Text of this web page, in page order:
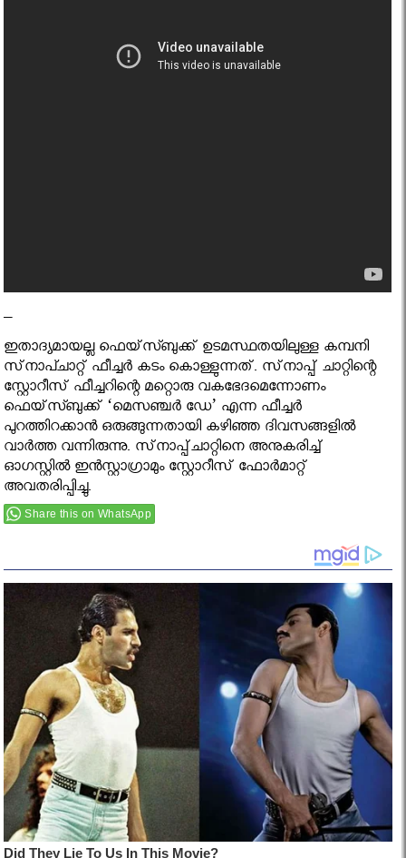
–
ഇതാദ്യമായല്ല ഫെയ്‌സ്ബുക്ക് ഉടമസ്ഥതയിലുള്ള കമ്പനി
സ്‌നാപ്ചാറ്റ് ഫീച്ചര്‍ കടം കൊള്ളുന്നത്. സ്‌നാപ്പ് ചാറ്റിന്റെ
സ്റ്റോറീസ് ഫീച്ചറിന്റെ മറ്റൊരു വകഭേദമെന്നോണം
ഫെയ്‌സ്ബുക്ക് ‘മെസഞ്ചര്‍ ഡേ’ എന്ന ഫീച്ചര്‍
പുറത്തിറക്കാന്‍ ഒരുങ്ങുന്നതായി കഴിഞ്ഞ ദിവസങ്ങളില്‍
വാര്‍ത്ത വന്നിരുന്നു. സ്‌നാപ്പ്ചാറ്റിനെ അനുകരിച്ച്
ഓഗസ്റ്റില്‍ ഇന്‍സ്റ്റാഗ്രാമും സ്റ്റോറീസ് ഫോര്‍മാറ്റ്
അവതരിപ്പിച്ചു.
Share this on WhatsApp